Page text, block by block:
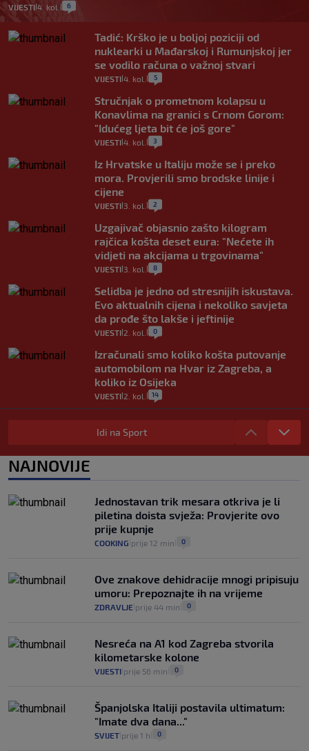
VIJESTI 4. kol. 6
Tadić: Krško je u boljoj poziciji od
nuklearki u Mađarskoj i Rumunjskoj jer
se vodilo računa o važnoj stvari
VIJESTI 4. kol. 5
Stručnjak o prometnom kolapsu u
Konavlima na granici s Crnom Gorom:
"Idućeg ljeta bit će još gore"
VIJESTI 4. kol. 3
Iz Hrvatske u Italiju može se i preko
mora. Provjerili smo brodske linije i
cijene
VIJESTI 3. kol. 2
Uzgajivač objasnio zašto kilogram
rajčica košta deset eura: "Nećete ih
vidjeti na akcijama u trgovinama"
VIJESTI 3. kol. 8
Selidba je jedno od stresnijih iskustava.
Evo aktualnih cijena i nekoliko savjeta
da prođe što lakše i jeftinije
VIJESTI 2. kol. 0
Izračunali smo koliko košta putovanje
automobilom na Hvar iz Zagreba, a
koliko iz Osijeka
VIJESTI 2. kol. 14
"Kći je otišla na more, a zaboravila
zdravstvenu iskaznicu". Kakva su prava
pacijenata izvan mjesta prebivališta?
1
junaci naših priča budu oni koji pomažu,
a ne oni koji su pobijedili nekoga"
VIJESTI 2
Idi na Sport
NAJNOVIJE
Jednostavan trik mesara otkriva je li
piletina doista svježa: Provjerite ovo
prije kupnje
COOKING prije 12 min 0
Ove znakove dehidracije mnogi pripisuju
umoru: Prepoznajte ih na vrijeme
ZDRAVLJE prije 44 min 0
Nesreća na A1 kod Zagreba stvorila
kilometarske kolone
VIJESTI prije 56 min 0
Španjolska Italiji postavila ultimatum:
"Imate dva dana..."
SVIJET prije 1 h 0